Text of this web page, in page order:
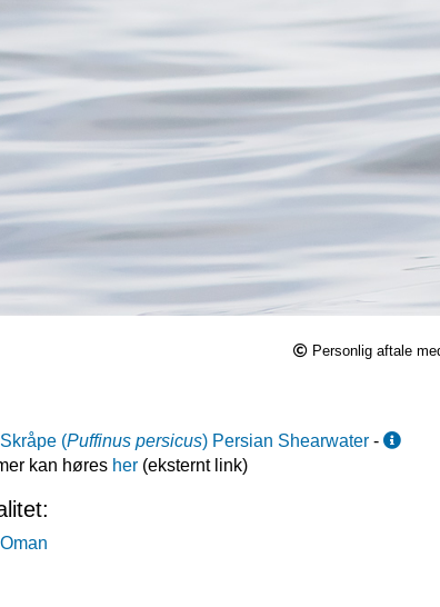
Personlig aftale
(Puffinus persicus) Persian Shearwater -
kan høres her (eksternt link)